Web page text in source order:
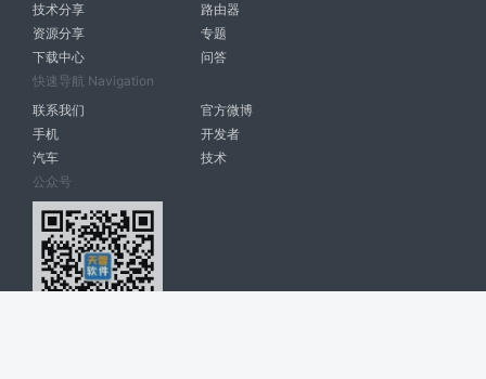
技术分享
路由器
资源分享
专题
下载中心
问答
快速导航 Navigation
联系我们
官方微博
手机
开发者
汽车
技术
公众号